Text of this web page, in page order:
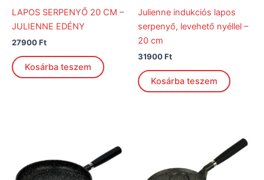
LAPOS SERPENYŐ 20 CM –
JULIENNE EDÉNY
27900Ft
Kosárba teszem
Julienne indukciós lapos
serpenyő, levehető nyéllel –
20 cm
31900Ft
Kosárba teszem